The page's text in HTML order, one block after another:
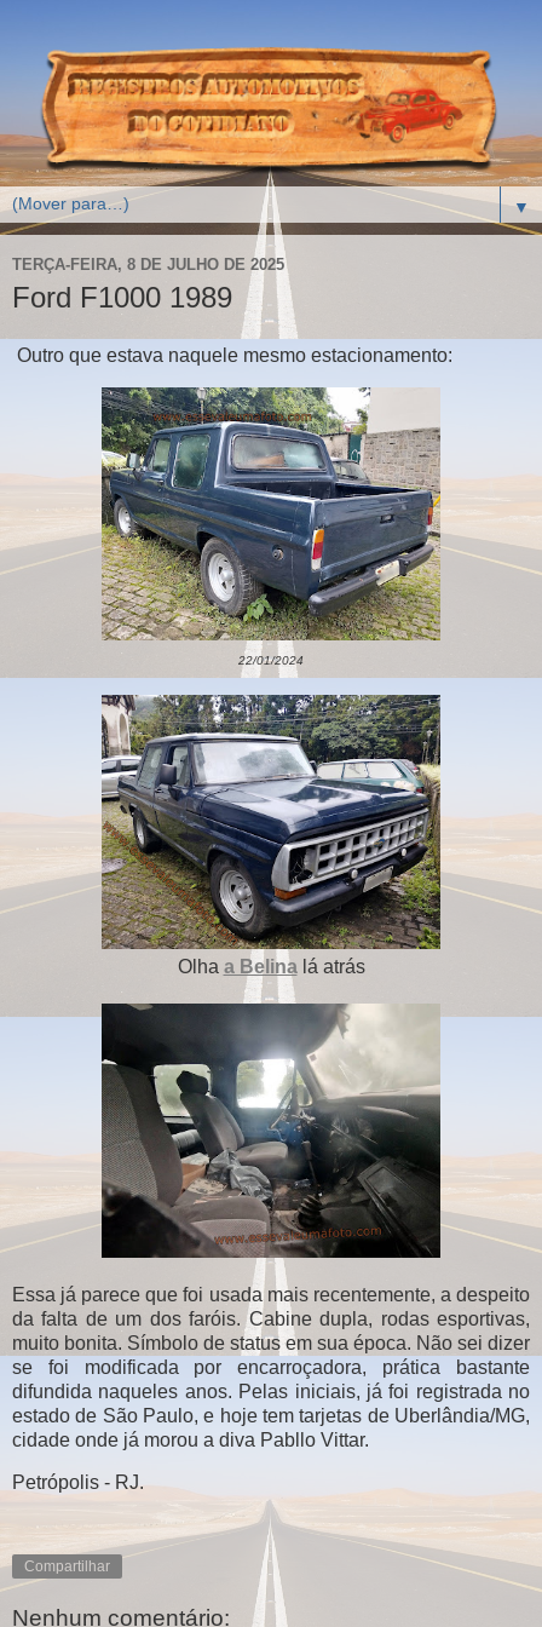
▼
TERÇA-FEIRA, 8 DE JULHO DE 2025
Ford F1000 1989
Outro que estava naquele mesmo estacionamento:
22/01/2024
Olha a Belinalá atrás
Essa já parece que foi usada mais recentemente, a despeito
da falta de um dos faróis. Cabine dupla, rodas esportivas,
muito bonita. Símbolo de status em sua época. Não sei dizer
se foi modificada por encarroçadora, prática bastante
difundida naqueles anos. Pelas iniciais, já foi registrada no
estado de São Paulo, e hoje tem tarjetas de Uberlândia/MG,
cidade onde já morou a diva Pabllo Vittar.
Petrópolis - RJ.
Compartilhar
Nenhum comentário: